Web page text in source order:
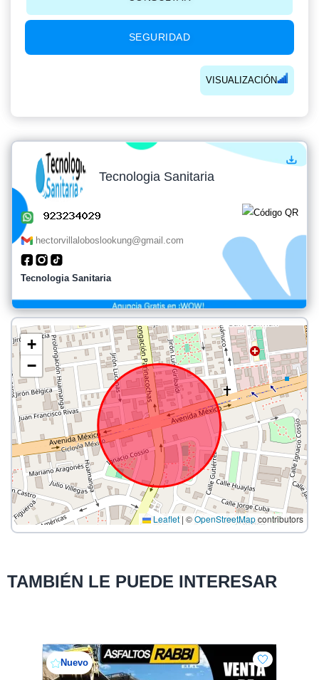
SEGURIDAD
VISUALIZACIÓN
Tecnologia Sanitaria
hectorvillaloboslookung@gmail.com
Tecnologia Sanitaria
+
−
Leaflet | ©OpenStreetMapcontributors
TAMBIÉN LE PUEDE INTERESAR
Nuevo